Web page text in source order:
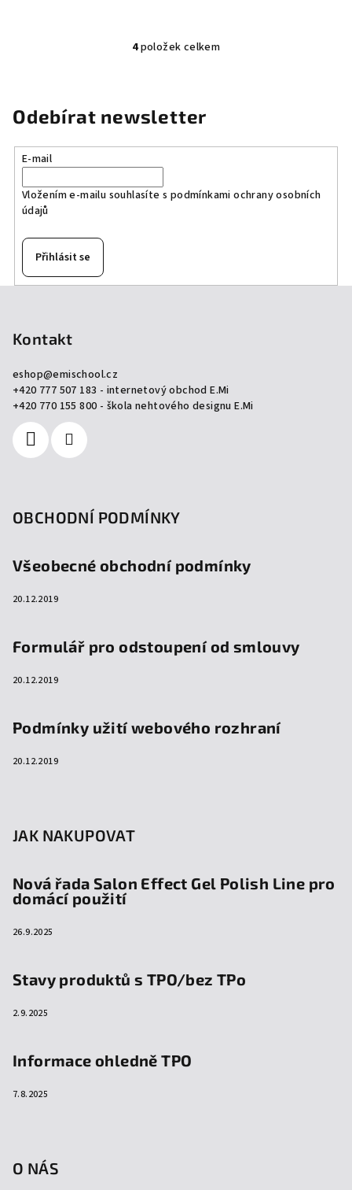
O
á
d
a
p
v
4položek celkem
Odebírat newsletter
E-mail
Vložením e-mailu souhlasíte s podmínkami ochrany osobních
údajů
Přihlásit se
Kontakt
eshop@emischool.cz
+420 777 507 183 - internetový obchod E.Mi
+420 770 155 800 - škola nehtového designu E.Mi
OBCHODNÍ PODMÍNKY
Všeobecné obchodní podmínky
20.12.2019
Formulář pro odstoupení od smlouvy
20.12.2019
Podmínky užití webového rozhraní
20.12.2019
JAK NAKUPOVAT
Nová řada Salon Effect Gel Polish Line pro
domácí použití
26.9.2025
Stavy produktů s TPO/bez TPo
2.9.2025
Informace ohledně TPO
7.8.2025
O NÁS